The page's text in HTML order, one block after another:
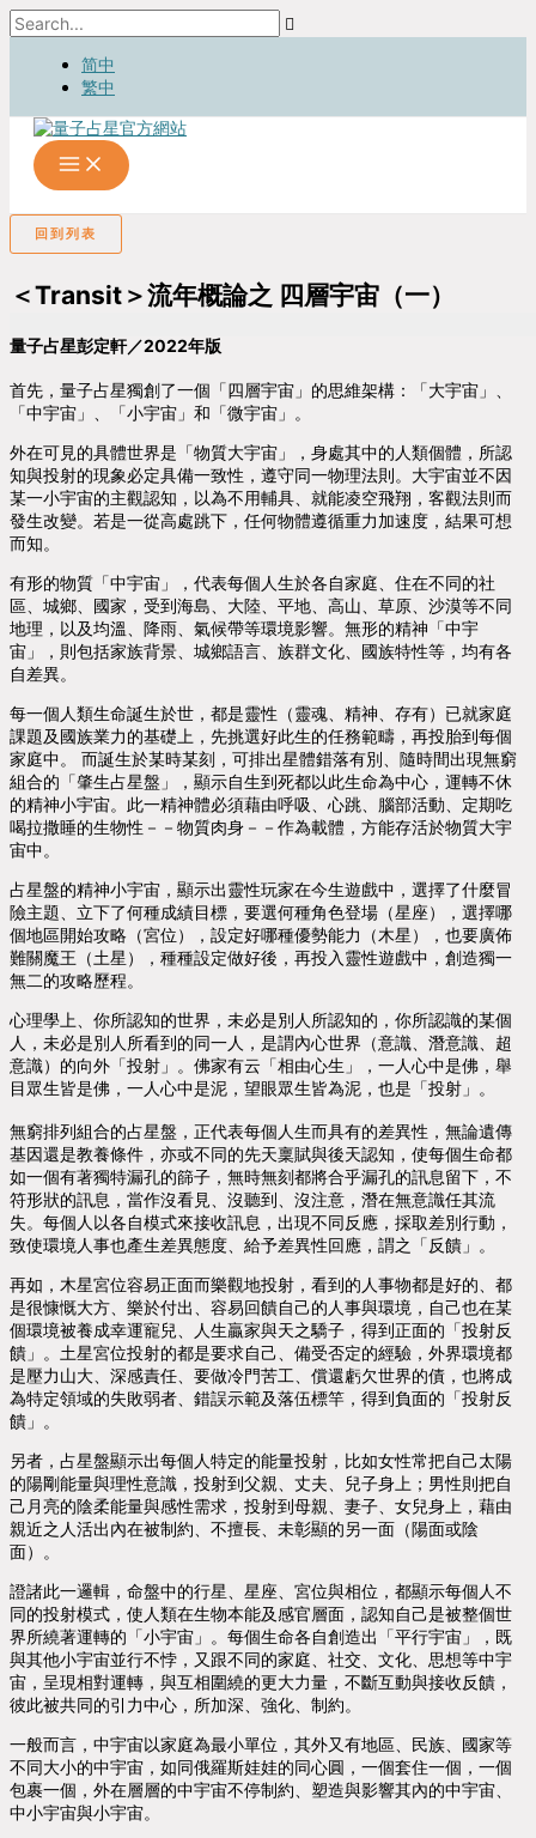
跳
至
容
Search...
简中
繁中
回到列表
＜Transit＞流年概論之 四層宇宙（一）
量子占星彭定軒／2022年版
首先，量子占星獨創了一個「四層宇宙」的思維架構：「大宇宙」、
「中宇宙」、「小宇宙」和「微宇宙」。
外在可見的具體世界是「物質大宇宙」，身處其中的人類個體，所認
知與投射的現象必定具備一致性，遵守同一物理法則。大宇宙並不因
某一小宇宙的主觀認知，以為不用輔具、就能凌空飛翔，客觀法則而
發生改變。若是一從高處跳下，任何物體遵循重力加速度，結果可想
而知。
有形的物質「中宇宙」，代表每個人生於各自家庭、住在不同的社
區、城鄉、國家，受到海島、大陸、平地、高山、草原、沙漠等不同
地理，以及均溫、降雨、氣候帶等環境影響。無形的精神「中宇
宙」，則包括家族背景、城鄉語言、族群文化、國族特性等，均有各
自差異。
每一個人類生命誕生於世，都是靈性（靈魂、精神、存有）已就家庭
課題及國族業力的基礎上，先挑選好此生的任務範疇，再投胎到每個
家庭中。 而誕生於某時某刻，可排出星體錯落有別、隨時間出現無窮
組合的「肇生占星盤」，顯示自生到死都以此生命為中心，運轉不休
的精神小宇宙。此一精神體必須藉由呼吸、心跳、腦部活動、定期吃
喝拉撒睡的生物性－－物質肉身－－作為載體，方能存活於物質大宇
宙中。
占星盤的精神小宇宙，顯示出靈性玩家在今生遊戲中，選擇了什麼冒
險主題、立下了何種成績目標，要選何種角色登場（星座），選擇哪
個地區開始攻略（宮位），設定好哪種優勢能力（木星），也要廣佈
難關魔王（土星），種種設定做好後，再投入靈性遊戲中，創造獨一
無二的攻略歷程。
心理學上、你所認知的世界，未必是別人所認知的，你所認識的某個
人，未必是別人所看到的同一人，是謂內心世界（意識、潛意識、超
意識）的向外「投射」。佛家有云「相由心生」，一人心中是佛，舉
目眾生皆是佛，一人心中是泥，望眼眾生皆為泥，也是「投射」。
無窮排列組合的占星盤，正代表每個人生而具有的差異性，無論遺傳
基因還是教養條件，亦或不同的先天稟賦與後天認知，使每個生命都
如一個有著獨特漏孔的篩子，無時無刻都將合乎漏孔的訊息留下，不
符形狀的訊息，當作沒看見、沒聽到、沒注意，潛在無意識任其流
失。每個人以各自模式來接收訊息，出現不同反應，採取差別行動，
致使環境人事也產生差異態度、給予差異性回應，謂之「反饋」。
再如，木星宮位容易正面而樂觀地投射，看到的人事物都是好的、都
是很慷慨大方、樂於付出、容易回饋自己的人事與環境，自己也在某
個環境被養成幸運寵兒、人生贏家與天之驕子，得到正面的「投射反
饋」。土星宮位投射的都是要求自己、備受否定的經驗，外界環境都
是壓力山大、深感責任、要做冷門苦工、償還虧欠世界的債，也將成
為特定領域的失敗弱者、錯誤示範及落伍標竿，得到負面的「投射反
饋」。
另者，占星盤顯示出每個人特定的能量投射，比如女性常把自己太陽
的陽剛能量與理性意識，投射到父親、丈夫、兒子身上；男性則把自
己月亮的陰柔能量與感性需求，投射到母親、妻子、女兒身上，藉由
親近之人活出內在被制約、不擅長、未彰顯的另一面（陽面或陰
面）。
證諸此一邏輯，命盤中的行星、星座、宮位與相位，都顯示每個人不
同的投射模式，使人類在生物本能及感官層面，認知自己是被整個世
界所繞著運轉的「小宇宙」。每個生命各自創造出「平行宇宙」，既
與其他小宇宙並行不悖，又跟不同的家庭、社交、文化、思想等中宇
宙，呈現相對運轉，與互相圍繞的更大力量，不斷互動與接收反饋，
彼此被共同的引力中心，所加深、強化、制約。
一般而言，中宇宙以家庭為最小單位，其外又有地區、民族、國家等
不同大小的中宇宙，如同俄羅斯娃娃的同心圓，一個套住一個，一個
包裹一個，外在層層的中宇宙不停制約、塑造與影響其內的中宇宙、
中小宇宙與小宇宙。